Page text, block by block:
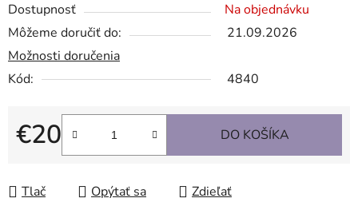
Dostupnosť
Na objednávku
Môžeme doručiť do:
21.09.2026
Možnosti doručenia
Kód:
4840
€20
Jednotková cena:
DO KOŠÍKA
Tlač Opýtať sa Zdieľať